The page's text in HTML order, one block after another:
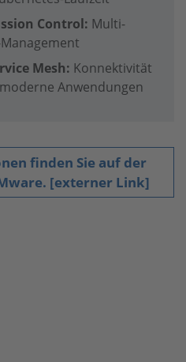
Control: Multi-
Mesh: Konnektivität
Anwendungen
finden Sie auf der
[externer Link]